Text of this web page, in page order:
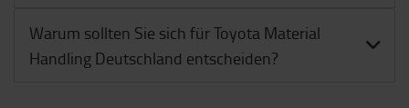
Warum sollten Sie sich für Toyota Material
Handling Deutschland entscheiden?